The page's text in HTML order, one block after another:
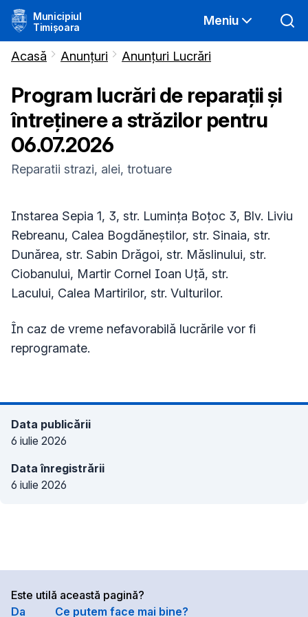
Municipiul
Timișoara
Meniu
Acasă Anunțuri Anunțuri Lucrări
Program lucrări de reparații și
întreținere a străzilor pentru
06.07.2026
Reparatii strazi, alei, trotuare
Instarea Sepia 1, 3, str. Lumința Boțoc 3, Blv. Liviu
Rebreanu, Calea Bogdăneștilor, str. Sinaia, str.
Dunărea, str. Sabin Drăgoi, str. Măslinului, str.
Ciobanului, Martir Cornel Ioan Uță, str.
Lacului, Calea Martirilor, str. Vulturilor.
În caz de vreme nefavorabilă lucrările vor fi
reprogramate.
Data publicării
6 iulie 2026
Data înregistrării
6 iulie 2026
Este utilă această pagină?
Da
Ce putem face mai bine?